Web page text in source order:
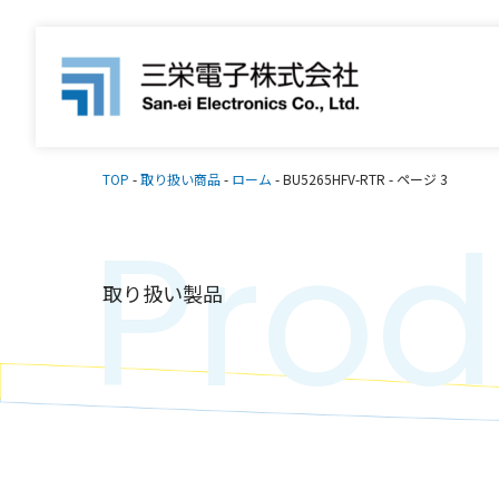
TOP -取り扱い商品- ローム -BU5265HFV-RTR - ページ 3
取り扱い製品